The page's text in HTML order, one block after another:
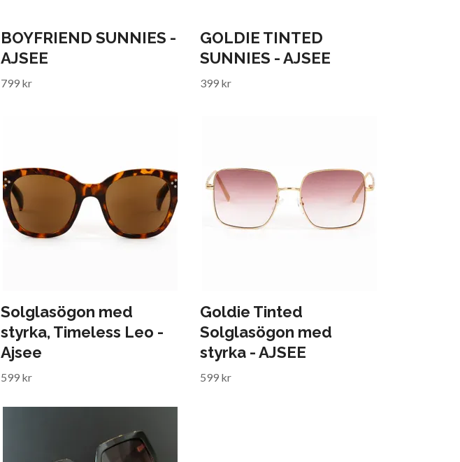
BOYFRIEND SUNNIES -
AJSEE
799 kr
GOLDIE TINTED
SUNNIES - AJSEE
399 kr
Solglasögon med
styrka, Timeless Leo -
Ajsee
599 kr
Goldie Tinted
Solglasögon med
styrka - AJSEE
599 kr